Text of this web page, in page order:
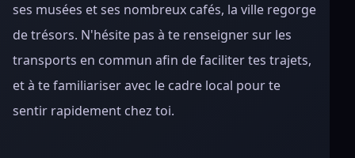
ses musées et ses nombreux cafés, la ville regorge
de trésors. N'hésite pas à te renseigner sur les
transports en commun afin de faciliter tes trajets,
et à te familiariser avec le cadre local pour te
sentir rapidement chez toi.